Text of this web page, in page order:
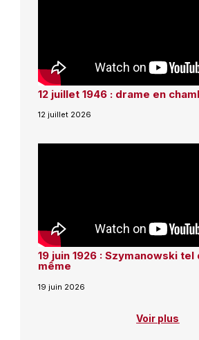
12 juillet 1946 : drame en
12 juillet 2026
19 juin 1926 : Szymanowski tel
même
19 juin 2026
Voir plus